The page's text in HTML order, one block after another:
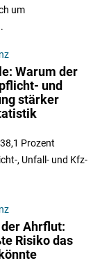
um
Warum der
und
stärker
Prozent
, Unfall- und Kfz-
der Ahrflut:
Risiko das